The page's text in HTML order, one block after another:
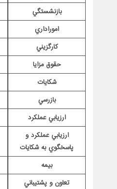
بازنشستگي
اموراداري
كارگزيني
حقوق مزايا
شكايات
بازرسي
ارزيابي عملكرد
ارزيابي عملكرد و
پاسخگوي به شكايات
بيمه
تعاون و پشتيباني